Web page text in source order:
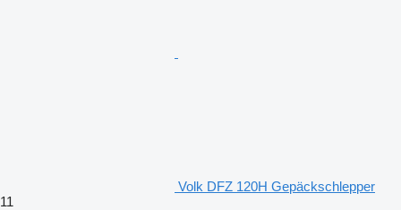
Volk DFZ 120H Gepäckschlepper
11